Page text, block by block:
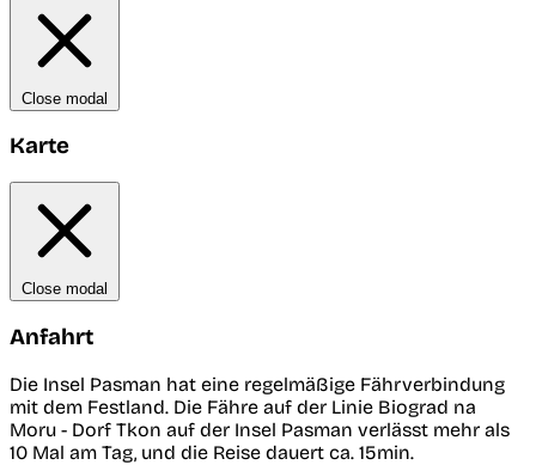
Close modal
Karte
Close modal
Anfahrt
Die Insel Pasman hat eine regelmäßige Fährverbindung
mit dem Festland. Die Fähre auf der Linie Biograd na
Moru - Dorf Tkon auf der Insel Pasman verlässt mehr als
10 Mal am Tag, und die Reise dauert ca. 15min.